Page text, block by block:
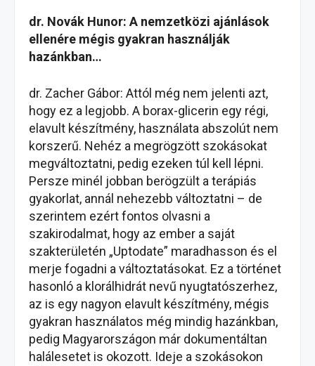
dr. Novák Hunor: A nemzetközi ajánlások
ellenére mégis gyakran használják
hazánkban…
dr. Zacher Gábor: Attól még nem jelenti azt,
hogy ez a legjobb. A borax-glicerin egy régi,
elavult készítmény, használata abszolút nem
korszerű. Nehéz a megrögzött szokásokat
megváltoztatni, pedig ezeken túl kell lépni.
Persze minél jobban berögzült a terápiás
gyakorlat, annál nehezebb változtatni – de
szerintem ezért fontos olvasni a
szakirodalmat, hogy az ember a saját
szakterületén „Uptodate” maradhasson és el
merje fogadni a változtatásokat. Ez a történet
hasonló a klorálhidrát nevű nyugtatószerhez,
az is egy nagyon elavult készítmény, mégis
gyakran használatos még mindig hazánkban,
pedig Magyarországon már dokumentáltan
halálesetet is okozott. Ideje a szokásokon